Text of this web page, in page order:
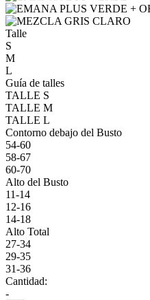
Talle
S
M
L
Guía de talles
TALLE S
TALLE M
TALLE L
Contorno debajo del Busto
54-60
58-67
60-70
Alto del Busto
11-14
12-16
14-18
Alto Total
27-34
29-35
31-36
Cantidad:
-